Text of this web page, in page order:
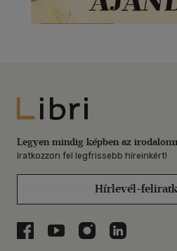
Libri
Legyen mindig képben az
Iratkozzon fel legfrissebb híreinkért!
Hírlevél-
Libri a Facebookon
Libri a Youtube-on
Libri azLibri a